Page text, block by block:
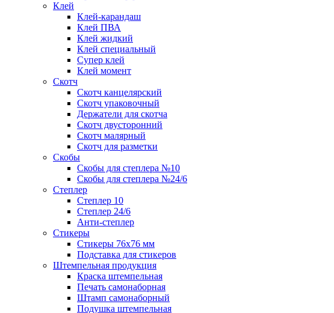
Клей
Клей-карандаш
Клей ПВА
Клей жидкий
Клей специальный
Супер клей
Клей момент
Скотч
Скотч канцелярский
Скотч упаковочный
Держатели для скотча
Скотч двусторонний
Скотч малярный
Скотч для разметки
Скобы
Скобы для степлера №10
Скобы для степлера №24/6
Степлер
Степлер 10
Степлер 24/6
Анти-степлер
Стикеры
Стикеры 76x76 мм
Подставка для стикеров
Штемпельная продукция
Краска штемпельная
Печать самонаборная
Штамп самонаборный
Подушка штемпельная